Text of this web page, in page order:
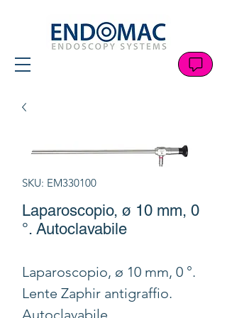
SKU: EM330100
Laparoscopio, ø 10 mm, 0
°. Autoclavabile
Laparoscopio, ø 10 mm, 0 °.
Lente Zaphir antigraffio.
Autoclavabile.